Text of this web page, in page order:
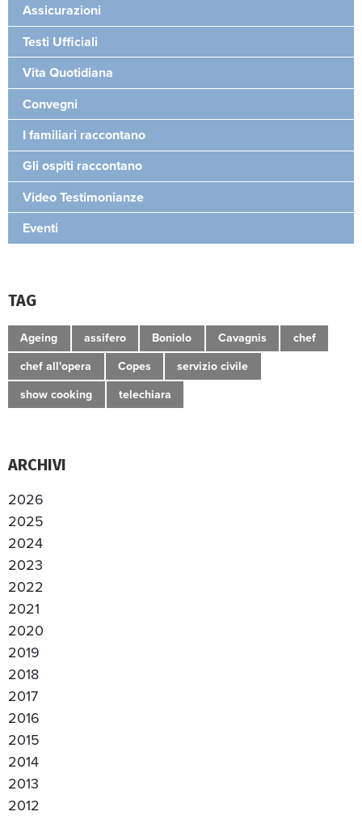
Assicurazioni
Testi Ufficiali
Vita Quotidiana
Convegni
I familiari raccontano
Gli ospiti raccontano
Video Testimonianze
Eventi
TAG
Ageing assifero Boniolo Cavagnis chef
chef all'opera Copes servizio civile
show cooking telechiara
ARCHIVI
2026
2025
2024
2023
2022
2021
2020
2019
2018
2017
2016
2015
2014
2013
2012